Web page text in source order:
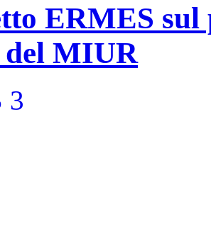
ERMES sul
MIUR